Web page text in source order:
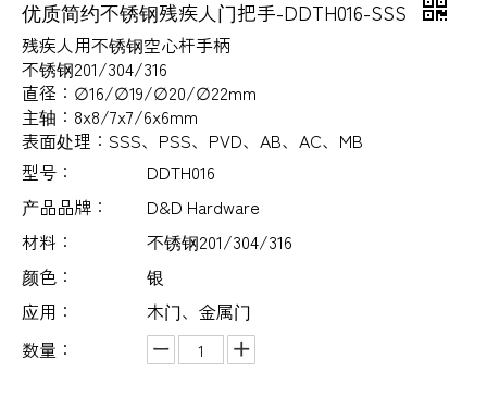
优质简约不锈钢残疾人门把手-DDTH016-SSS
残疾人用不锈钢空心杆手柄
不锈钢201/304/316
直径：∅16/∅19/∅20/∅22mm
主轴：8x8/7x7/6x6mm
表面处理：SSS、PSS、PVD、AB、AC、MB
型号：
DDTH016
产品品牌：
D&D Hardware
材料：
不锈钢201/304/316
颜色：
银
应用：
木门、金属门
数量：